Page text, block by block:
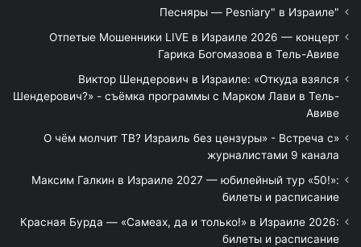
"Песняры — Pesniary" в Израиле
Отпетые Мошенники LIVE в Израиле 2026 — концерт
Гарика Богомазова в Тель-Авиве
Виктор Шендерович в Израиле: «Откуда взялся
Шендерович?» - съёмка программы с Марком Лави в Тель-
Авиве
«О чём молчит ТВ? Израиль без цензуры» - Встреча с
журналистами 9 канала
Максим Галкин в Израиле 2027 — юбилейный тур «50!»:
билеты и расписание
Красная Бурда — «Самеах, да и только!» в Израиле 2026:
билеты и расписание